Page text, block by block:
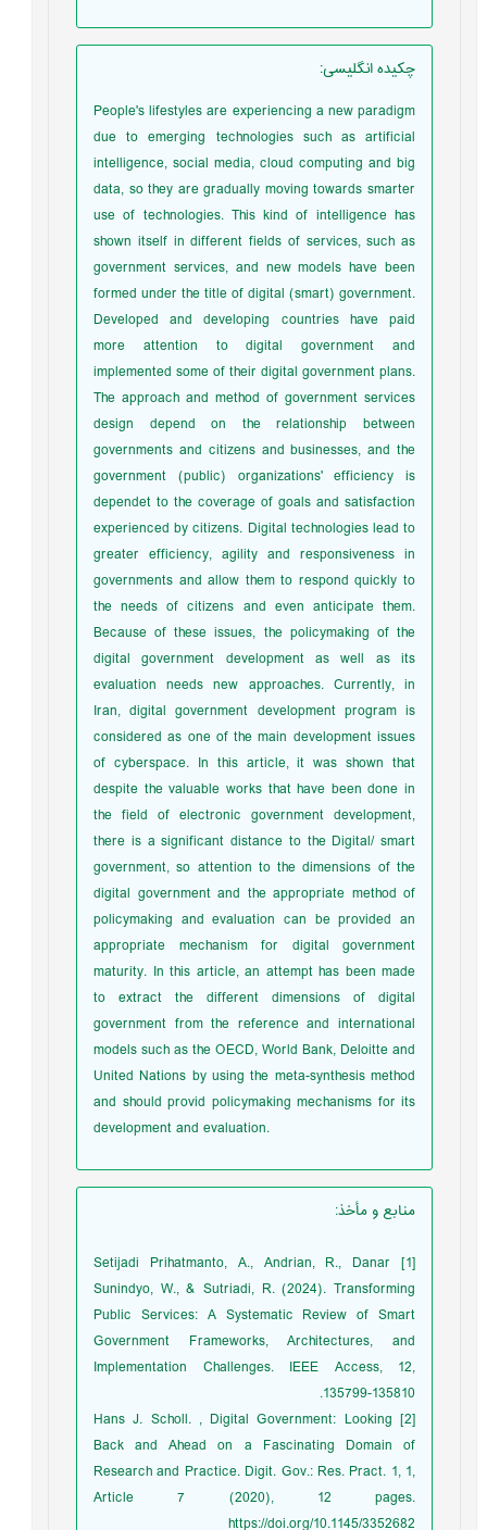
چکیده انگلیسی:
People's lifestyles are experiencing a new paradigm
due to emerging technologies such as artificial
intelligence, social media, cloud computing and big
data, so they are gradually moving towards smarter
use of technologies. This kind of intelligence has
shown itself in different fields of services, such as
government services, and new models have been
formed under the title of digital (smart) government.
Developed and developing countries have paid
more attention to digital government and
implemented some of their digital government plans.
The approach and method of government services
design depend on the relationship between
governments and citizens and businesses, and the
government (public) organizations' efficiency is
dependet to the coverage of goals and satisfaction
experienced by citizens. Digital technologies lead to
greater efficiency, agility and responsiveness in
governments and allow them to respond quickly to
the needs of citizens and even anticipate them.
Because of these issues, the policymaking of the
digital government development as well as its
evaluation needs new approaches. Currently, in
Iran, digital government development program is
considered as one of the main development issues
of cyberspace. In this article, it was shown that
despite the valuable works that have been done in
the field of electronic government development,
there is a significant distance to the Digital/ smart
government, so attention to the dimensions of the
digital government and the appropriate method of
policymaking and evaluation can be provided an
appropriate mechanism for digital government
maturity. In this article, an attempt has been made
to extract the different dimensions of digital
government from the reference and international
models such as the OECD, World Bank, Deloitte and
United Nations by using the meta-synthesis method
and should provid policymaking mechanisms for its
development and evaluation.
منابع و مأخذ:
[1] Setijadi Prihatmanto, A., Andrian, R., Danar
Sunindyo, W., & Sutriadi, R. (2024). Transforming
Public Services: A Systematic Review of Smart
Government Frameworks, Architectures, and
Implementation Challenges. IEEE Access, 12,
135799-135810.
[2] Hans J. Scholl. , Digital Government: Looking
Back and Ahead on a Fascinating Domain of
Research and Practice. Digit. Gov.: Res. Pract. 1, 1,
Article 7 (2020), 12 pages.
https://doi.org/10.1145/3352682